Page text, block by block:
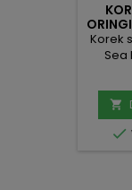
Korek
Sea

